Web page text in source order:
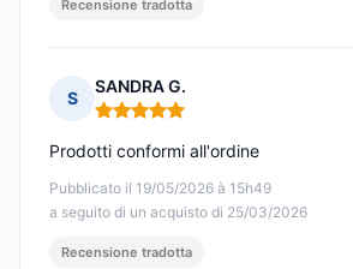
Recensione tradotta
S
SANDRA G.
Nota: 5 su 5
Pubblicato il 19/05/2026 à 15h49
a seguito di un acquisto di 25/03/2026
Prodotti conformi all'ordine
Recensione tradotta